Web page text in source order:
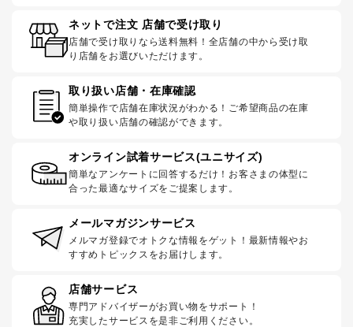
ネットで注文 店舗で受け取り
店舗で受け取りなら送料無料！全店舗の中から受け取
り店舗をお選びいただけます。
取り扱い店舗・在庫確認
簡単操作で店舗在庫状況がわかる！ご希望商品の在庫
や取り扱い店舗の確認ができます。
オンライン試着サービス(ユニサイズ)
簡単なアンケートに回答するだけ！お客さまの体型に
合った最適なサイズをご提案します。
メールマガジンサービス
メルマガ登録でオトクな情報をゲット！最新情報やお
すすめトピックスをお届けします。
店舗サービス
専門アドバイザーがお買い物をサポート！
充実したサービスを是非ご利用ください。